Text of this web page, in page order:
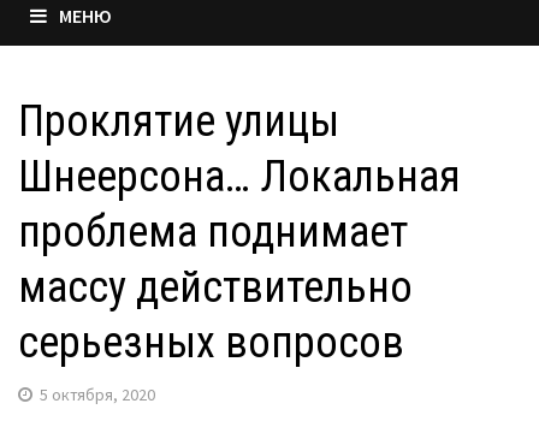
МЕНЮ
Проклятие улицы
Шнеерсона… Локальная
проблема поднимает
массу действительно
серьезных вопросов
5 октября, 2020